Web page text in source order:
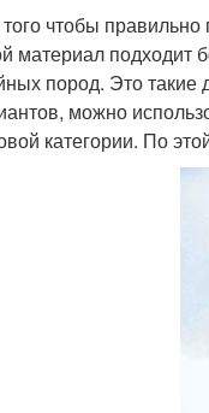
чтобы правильно
материал
пород. Это такие
можно
категории. По